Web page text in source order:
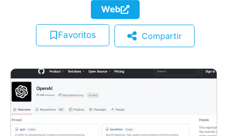
Web
Favoritos Compartir